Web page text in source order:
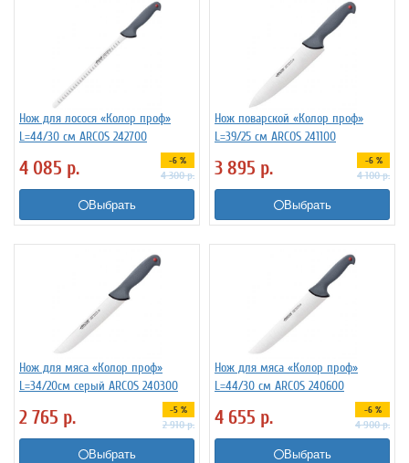
Нож для лосося «Колор проф»
L=44/30 см ARCOS 242700
4 085 р. -6 %
4 300р.
Выбрать
Нож поварской «Колор проф»
L=39/25 см ARCOS 241100
3 895 р. -6 %
4 100р.
Выбрать
Нож для мяса «Колор проф»
L=34/20см серый ARCOS 240300
2 765 р. -5 %
2 910р.
Выбрать
Нож для мяса «Колор проф»
L=44/30 см ARCOS 240600
4 655 р. -6 %
4 900р.
Выбрать